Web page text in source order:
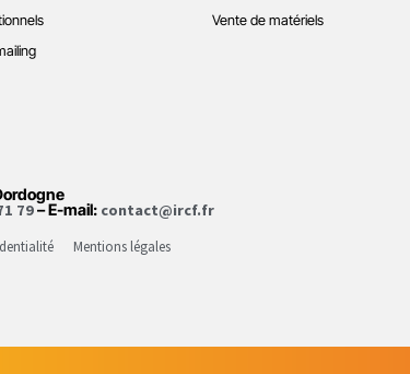
Vente de matériels
79– E-mail: contact@ircf.fr
Mentions légales